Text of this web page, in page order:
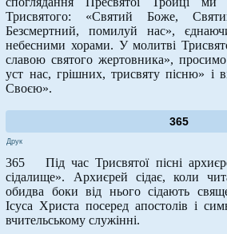
Трисвятого: «Святий Боже,
Безсмертний, помилуй нас»,
небесними хорами. У молитві
славою святого жертовника»,
уст нас, грішних, трисвяту пісню» і
Своєю».
365
Друк
365 Під час Трисвятої пісні
сідалище». Архиєрей сідає, коли
обидва боки від нього сідають
Ісуса Христа посеред апостолів і
вчительському служінні.